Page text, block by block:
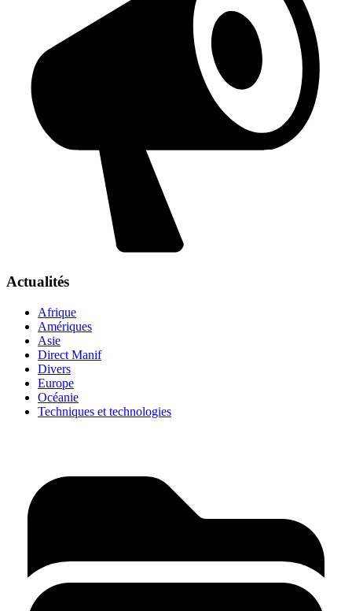
Actualités
Afrique
Amériques
Asie
Direct Manif
Divers
Europe
Océanie
Techniques et technologies